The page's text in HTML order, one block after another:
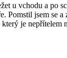
u vchodu a po
Pomstil jsem se a
je nepřítelem